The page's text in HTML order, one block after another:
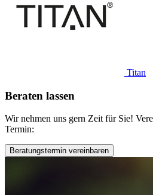
Titan
Beraten lassen
Wir nehmen uns gern Zeit für Sie!
Termin:
Beratungstermin vereinbaren